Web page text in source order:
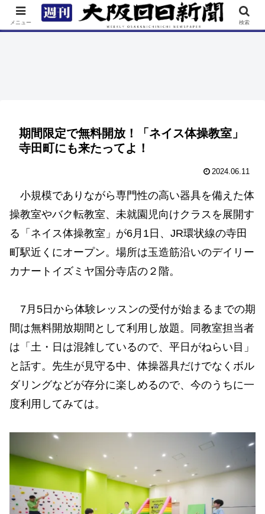
TOP 特集 ニュース 連載 街ネタ イベント
期間限定で無料開放！「ネイス体操教室」
寺田町にも来たってよ！
2024.06.11
小規模でありながら専門性の高い器具を備えた体
操教室やバク転教室、未就園児向けクラスを展開す
る「ネイス体操教室」が6月1日、JR環状線の寺田
町駅近くにオープン。場所は玉造筋沿いのデイリー
カナートイズミヤ国分寺店の２階。
7月5日から体験レッスンの受付が始まるまでの期
間は無料開放期間として利用し放題。同教室担当者
は「土・日は混雑しているので、平日がねらい目」
と話す。先生が見守る中、体操器具だけでなくボル
ダリングなどが存分に楽しめるので、今のうちに一
度利用してみては。
メニュー 検索